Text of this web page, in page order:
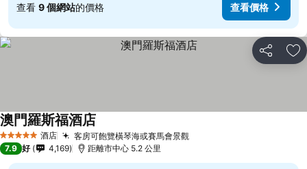
查看 9 個網站的價格 查看價格
分享 放
5 星級 酒店 客房可飽覽橫琴海或賽馬會景觀
澳門羅斯福酒店
7.9 好 4,169 距離市中心 5.2 公里